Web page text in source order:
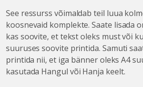
See ressurss võimaldab teil luua
koosnevaid komplekte. Saate lisada
kas soovite, et tekst oleks must või
suuruses soovite printida. Samuti
printida nii, et iga bänner oleks A4
kasutada Hangul või Hanja keelt.